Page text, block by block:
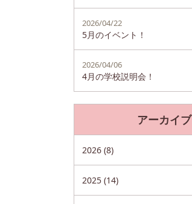
2026/04/22
5月のイベント！
2026/04/06
4月の学校説明会！
アーカイブ
2026 (8)
2025 (14)